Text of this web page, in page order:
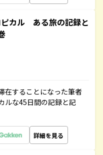
ピカル ある旅の記録と
在することになった筆者
ルな45日間の記録と記
詳細を見る